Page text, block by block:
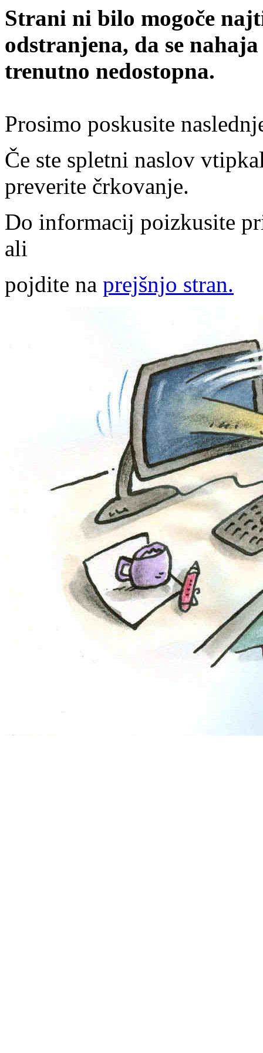
Strani ni bilo mogoče
odstranjena, da se
trenutno nedostopna.
Prosimo poskusite
Če ste spletni naslov
preverite črkovanje.
Do informacij poizkusite
ali
pojdite na prejšnjo stran.